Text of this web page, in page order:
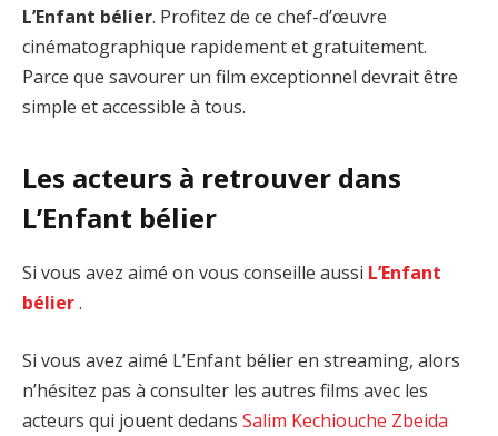
L’Enfant bélier. Profitez de ce chef-d’œuvre
cinématographique rapidement et gratuitement.
Parce que savourer un film exceptionnel devrait être
simple et accessible à tous.
Les acteurs à retrouver dans
L’Enfant bélier
Si vous avez aimé on vous conseille aussi L’Enfant
bélier.
Si vous avez aimé L’Enfant bélier en streaming, alors
n’hésitez pas à consulter les autres films avec les
acteurs qui jouent dedans Salim Kechiouche Zbeida